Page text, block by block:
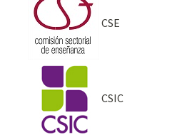
CSE
CSIC